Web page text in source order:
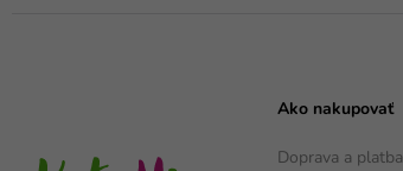
Ako nakupovať
Doprava a platba